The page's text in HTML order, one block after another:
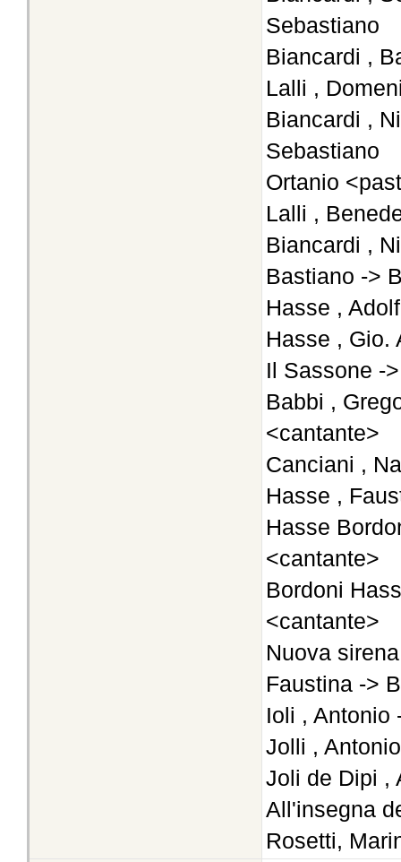
Sebastiano
Biancardi ,
Lalli ,
Biancardi ,
Sebastiano
Ortanio
Lalli ,
Biancardi ,
Bastiano ->
Hasse ,
Hasse , Gio.
Il Sassone -
Babbi ,
<cantante>
Canciani ,
Hasse ,
Hasse
<cantante>
Bordoni
<cantante>
Nuova
Faustina ->
Ioli , Antonio
Jolli ,
Joli de Dipi ,
All'insegna
Rosetti,